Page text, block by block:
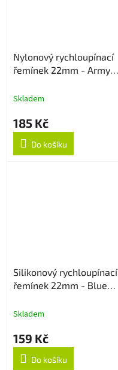
Nylonový rychloupínací
řemínek 22mm - Army
Skladem
185 Kč
Do košíku
Silikonový rychloupínací
řemínek 22mm - Blue
Skladem
159 Kč
Do košíku